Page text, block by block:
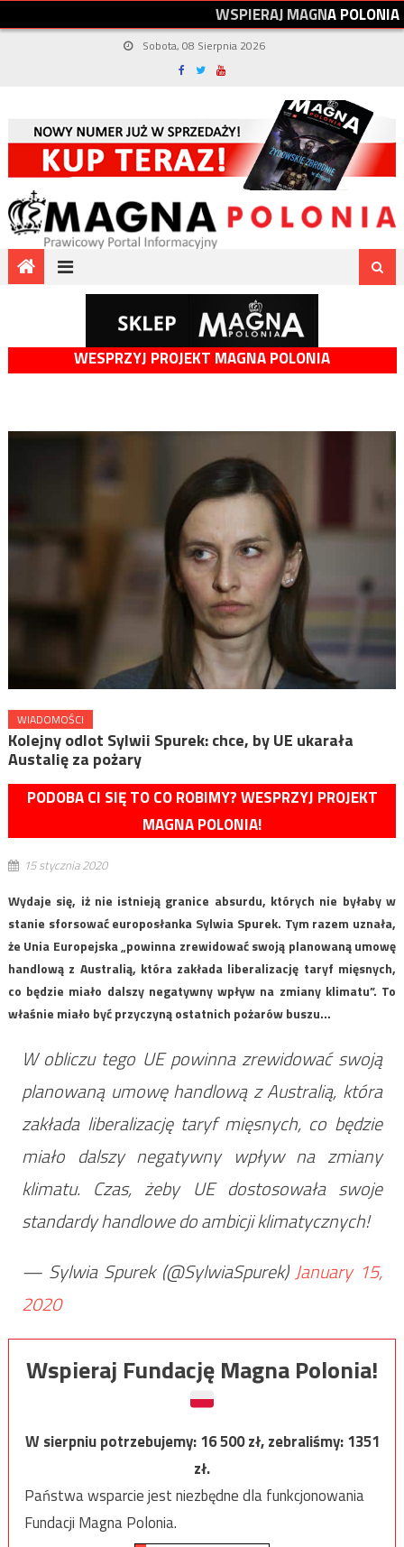
WSPIERAJMAGNAPOLONIA
Sobota, 08 Sierpnia 2026
WESPRZYJ PROJEKT MAGNA POLONIA
WIADOMOŚCI
Kolejny odlot Sylwii Spurek: chce, by UE ukarała
Austalię za pożary
PODOBA CI SIĘ TO CO ROBIMY? WESPRZYJ PROJEKT
MAGNA POLONIA!
15 stycznia 2020
Wydaje się, iż nie istnieją granice absurdu, których nie byłaby w
stanie sforsować europosłanka Sylwia Spurek. Tym razem uznała,
że Unia Europejska „powinna zrewidować swoją planowaną umowę
handlową z Australią, która zakłada liberalizację taryf mięsnych,
co będzie miało dalszy negatywny wpływ na zmiany klimatu”. To
właśnie miało być przyczyną ostatnich pożarów buszu…
W obliczu tego UE powinna zrewidować swoją
planowaną umowę handlową z Australią, która
zakłada liberalizację taryf mięsnych, co będzie
miało dalszy negatywny wpływ na zmiany
klimatu. Czas, żeby UE dostosowała swoje
standardy handlowe do ambicji klimatycznych!
— Sylwia Spurek (@SylwiaSpurek)January 15,
2020
Wspieraj Fundację Magna Polonia!
W sierpniu potrzebujemy:16 500zł, zebraliśmy:1351
zł.
Państwa wsparcie jest niezbędne dla funkcjonowania
Fundacji Magna Polonia.